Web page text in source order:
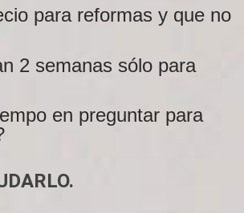
para reformas y que no
2 semanas sólo para
en preguntar para